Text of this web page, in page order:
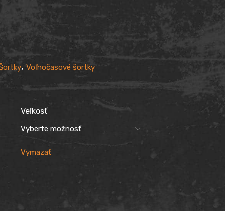
, Voľnočasové šortky
Veľkosť
Vymazať